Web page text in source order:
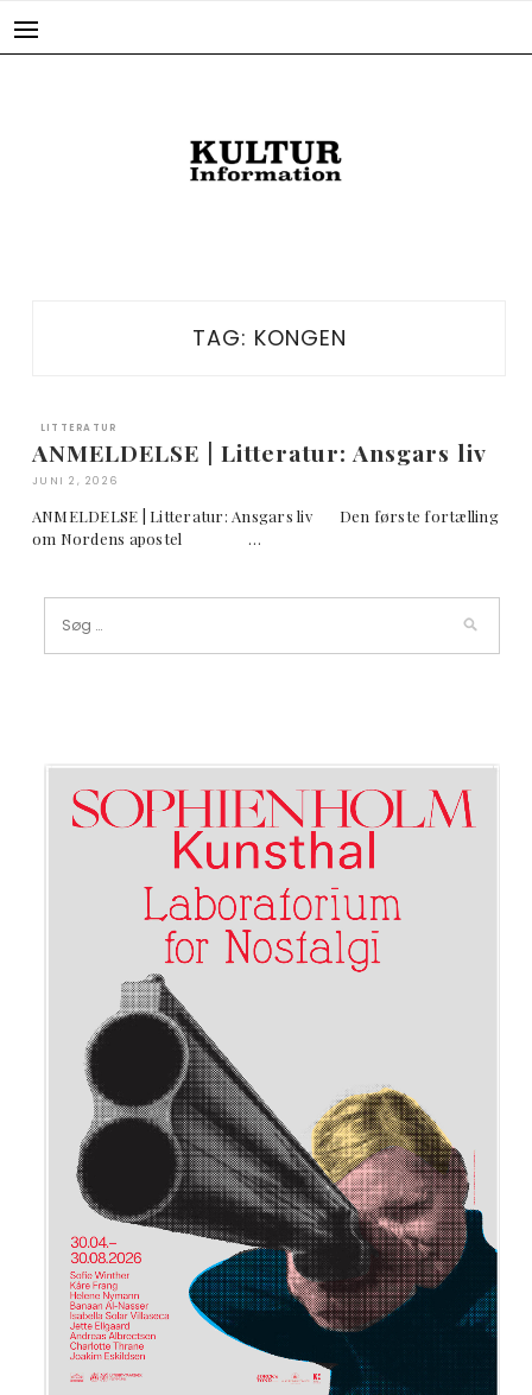
TAG: KONGEN
LITTERATUR
ANMELDELSE | Litteratur: Ansgars liv
JUNI 2, 2026
ANMELDELSE | Litteratur: Ansgars liv Den første fortælling
om Nordens apostel …